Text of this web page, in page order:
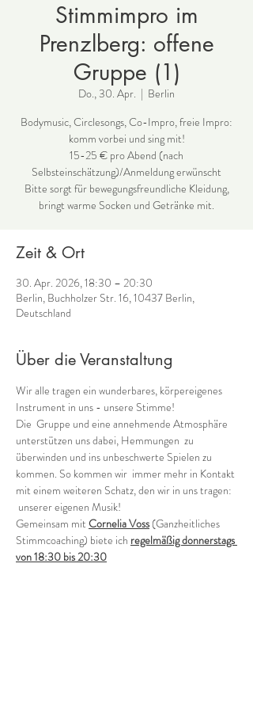
Stimmimpro im
Prenzlberg: offene
Gruppe (1)
Do., 30. Apr.
  |
Berlin
Bodymusic, Circlesongs, Co-Impro, freie Impro:
komm vorbei und sing mit!
15-25 € pro Abend (nach
Selbsteinschätzung)/Anmeldung erwünscht
Bitte sorgt für bewegungsfreundliche Kleidung,
bringt warme Socken und Getränke mit.
Zeit & Ort
30. Apr. 2026, 18:30 – 20:30
Berlin, Buchholzer Str. 16, 10437 Berlin,
Deutschland
Über die Veranstaltung
Wir alle tragen ein wunderbares, körpereigenes
Instrument in uns - unsere Stimme!
Die  Gruppe und eine annehmende Atmosphäre
unterstützen uns dabei, Hemmungen  zu
überwinden und ins unbeschwerte Spielen zu
kommen. So kommen wir  immer mehr in Kontakt
mit einem weiteren Schatz, den wir in uns tragen:
unserer eigenen Musik!
Gemeinsam mit Cornelia Voss (Ganzheitliches
Stimmcoaching) biete ich regelmäßig donnerstags
von 18:30 bis 20:30